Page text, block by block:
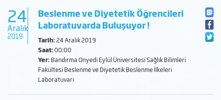
24
Aralık
2019
Beslenme ve Diyetetik Öğrencileri
Laboratuvarda Buluşuyor !
Tarih:24 Aralık 2019
Saat:00:00
Yer: Bandırma Onyedi Eylül Üniversitesi Sağlık Bilimleri
Fakültesi Beslenme ve Diyetetik Beslenme İlkeleri
Laboratuvarı